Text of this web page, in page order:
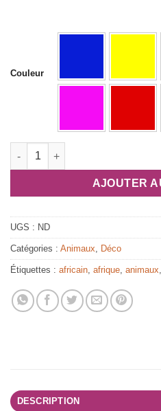
Couleur
quantité de Gorille en tissu
AJOUTER
UGS : ND
Catégories : Animaux, Déco
Étiquettes : africain, afrique, animaux,
DESCRIPTION